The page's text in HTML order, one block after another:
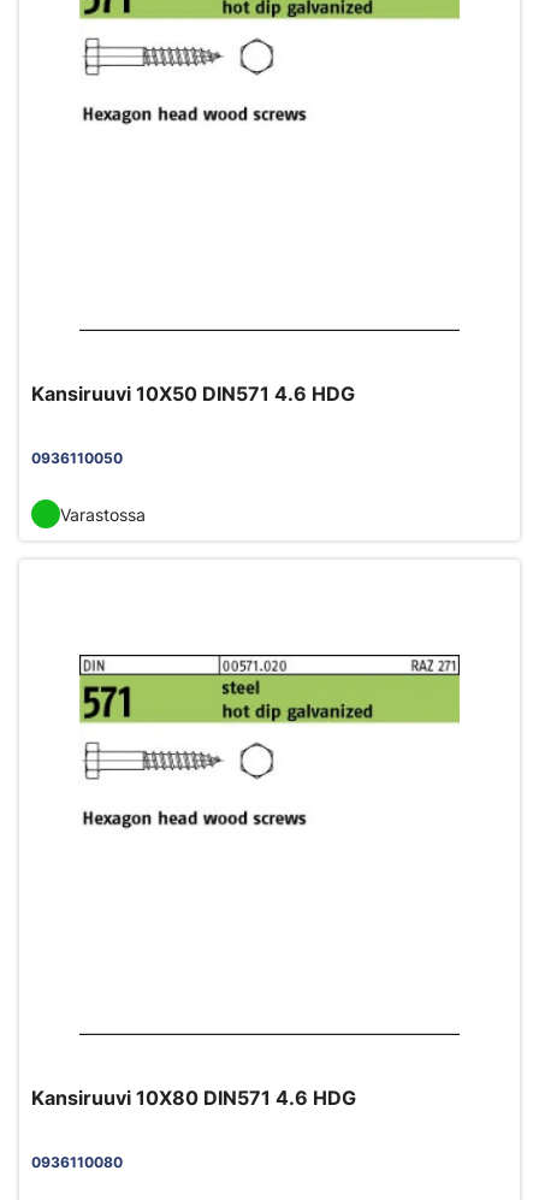
Kansiruuvi 10X50 DIN571 4.6 HDG
0936110050
Varastossa
Kansiruuvi 10X80 DIN571 4.6 HDG
0936110080